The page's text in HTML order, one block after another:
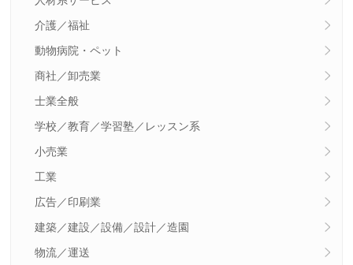
介護／福祉
動物病院・ペット
商社／卸売業
士業全般
学校／教育／学習塾／レッスン系
小売業
工業
広告／印刷業
建築／建設／設備／設計／造園
物流／運送